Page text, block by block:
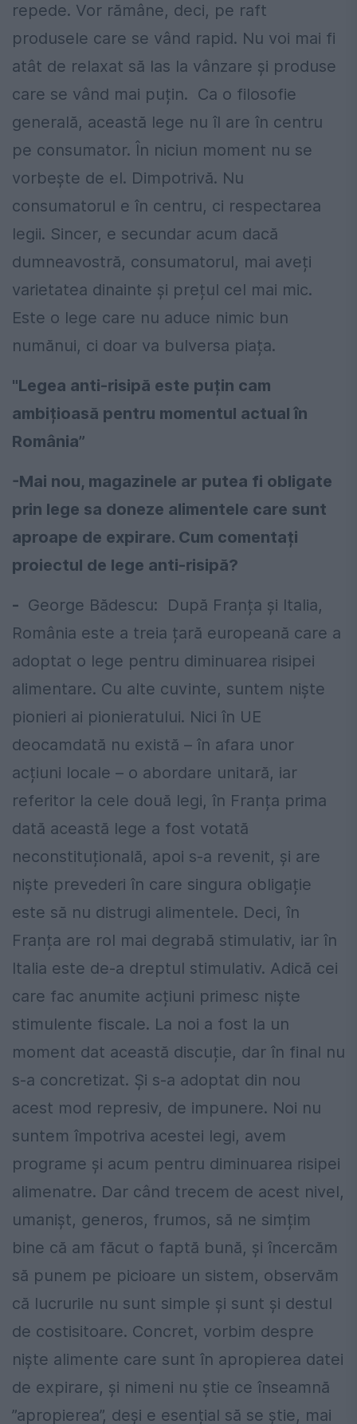
repede. Vor rămâne, deci, pe raft
produsele care se vând rapid. Nu voi mai fi
atât de relaxat să las la vânzare și produse
care se vând mai puțin. Ca o filosofie
generală, această lege nu îl are în centru
pe consumator. În niciun moment nu se
vorbește de el. Dimpotrivă. Nu
consumatorul e în centru, ci respectarea
legii. Sincer, e secundar acum dacă
dumneavostră, consumatorul, mai aveți
varietatea dinainte și prețul cel mai mic.
Este o lege care nu aduce nimic bun
numănui, ci doar va bulversa piața.
"Legea anti-risipă este puțin cam
ambițioasă pentru momentul actual în
România”
-Mai nou, magazinele ar putea fi obligate
prin lege sa doneze alimentele care sunt
aproape de expirare. Cum comentați
proiectul de lege anti-risipă?
- George Bădescu: După Franța și Italia,
România este a treia țară europeană care a
adoptat o lege pentru diminuarea risipei
alimentare. Cu alte cuvinte, suntem niște
pionieri ai pionieratului. Nici în UE
deocamdată nu există – în afara unor
acțiuni locale – o abordare unitară, iar
referitor la cele două legi, în Franța prima
dată această lege a fost votată
neconstituțională, apoi s-a revenit, și are
niște prevederi în care singura obligație
este să nu distrugi alimentele. Deci, în
Franța are rol mai degrabă stimulativ, iar în
Italia este de-a dreptul stimulativ. Adică cei
care fac anumite acțiuni primesc niște
stimulente fiscale. La noi a fost la un
moment dat această discuție, dar în final nu
s-a concretizat. Și s-a adoptat din nou
acest mod represiv, de impunere. Noi nu
suntem împotriva acestei legi, avem
programe și acum pentru diminuarea risipei
alimenatre. Dar când trecem de acest nivel,
umanișt, generos, frumos, să ne simțim
bine că am făcut o faptă bună, și încercăm
să punem pe picioare un sistem, observăm
că lucrurile nu sunt simple și sunt și destul
de costisitoare. Concret, vorbim despre
niște alimente care sunt în apropierea datei
de expirare, și nimeni nu știe ce înseamnă
”apropierea”, deși e esențial să se știe, mai